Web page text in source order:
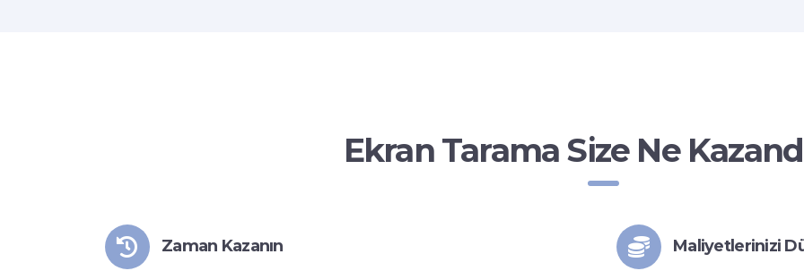
Ekran Tarama Size Ne
Zaman Kazanın Maliyetlerinizi